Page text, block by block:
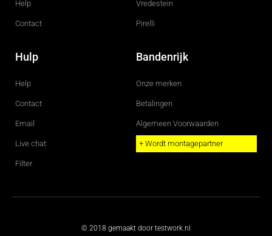
Help
Contact
Vredestein
Pirelli
Hulp
Help
Contact
Email
Live chat
Filter
Bandenrijk
Onze merken
Betalingen
Algemeen Voorwaarden
+ Wordt montagepartner
© 2018 gemaakt door testwork.nl